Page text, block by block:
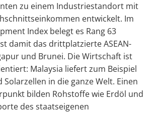
zu einem Industriestandort mit
entwickelt. Im
Index belegt es Rang 63
damit das drittplatzierte ASEAN-
und Brunei. Die Wirtschaft ist
Malaysia liefert zum Beispiel
in die ganze Welt. Einen
bilden Rohstoffe wie Erdöl und
des staatseigenen